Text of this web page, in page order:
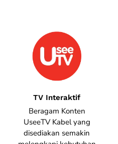
TV Interaktif
Beragam Konten
UseeTV Kabel yang
disediakan semakin